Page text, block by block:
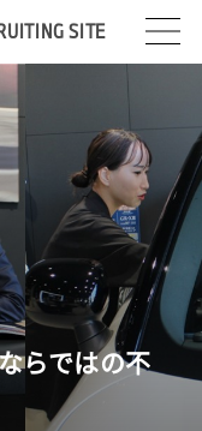
SITE
らではの不